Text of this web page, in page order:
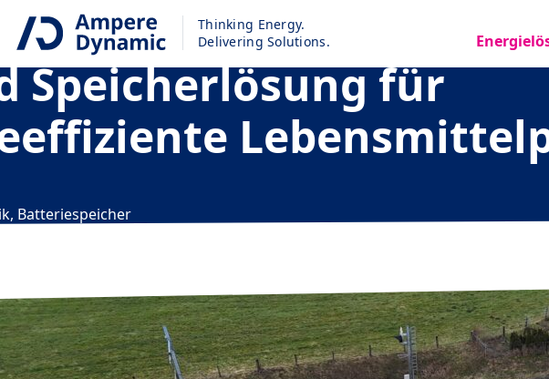
Thinking Energy.
Delivering Solutions.
Speicherlösung für
Batteriespeicher